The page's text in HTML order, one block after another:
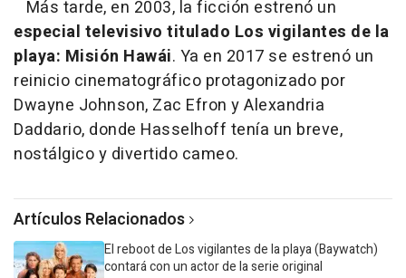
Más tarde, en 2003, la ficción estrenó un
especial televisivo titulado Los vigilantes de la
playa: Misión Hawái. Ya en 2017 se estrenó un
reinicio cinematográfico protagonizado por
Dwayne Johnson, Zac Efron y Alexandria
Daddario, donde Hasselhoff tenía un breve,
nostálgico y divertido cameo.
Artículos Relacionados
El reboot de Los vigilantes de la playa (Baywatch)
contará con un actor de la serie original